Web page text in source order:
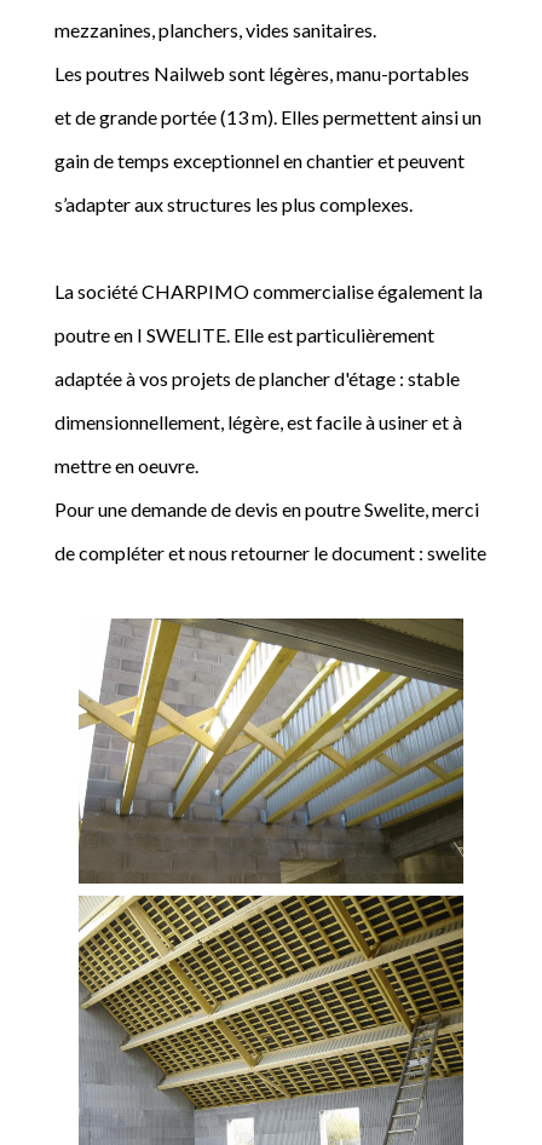
mezzanines, planchers, vides sanitaires.
Les poutres Nailweb sont légères, manu-portables
et de grande portée (13 m). Elles permettent ainsi un
gain de temps exceptionnel en chantier et peuvent
s’adapter aux structures les plus complexes.
La société CHARPIMO commercialise également la
poutre en I SWELITE. Elle est particulièrement
adaptée à vos projets de plancher d'étage : stable
dimensionnellement, légère, est facile à usiner et à
mettre en oeuvre.
Pour une demande de devis en poutre Swelite, merci
de compléter et nous retourner le document : swelite